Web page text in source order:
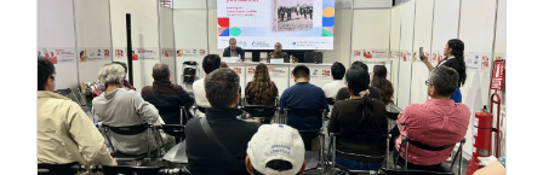
Celular: 936606524